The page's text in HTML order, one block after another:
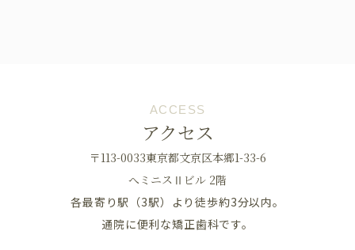
ACCESS
アクセス
〒113-0033東京都文京区本郷1-33-6
へミニスⅡビル 2階
各最寄り駅（3駅）より徒歩約3分以内。
通院に便利な矯正歯科です。